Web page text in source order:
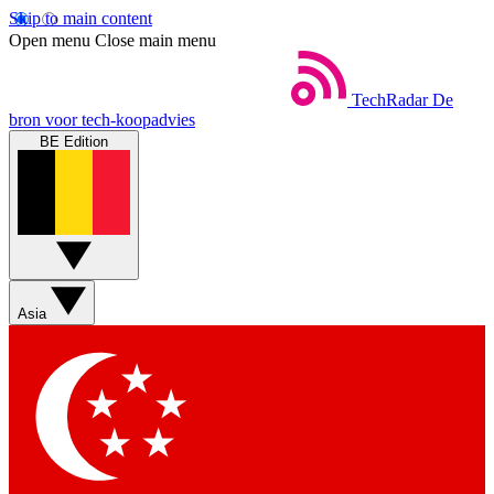
Skip to main content
Open menu Close main menu
TechRadar De
bron voor tech-koopadvies
BE Edition
Asia